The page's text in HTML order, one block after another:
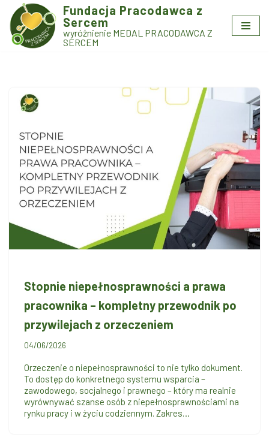
Przejdź
do
Fundacja Pracodawca z
Sercem
wyróżnienie MEDAL PRACODAWCA Z
SERCEM
Stopnie niepełnosprawności a prawa
pracownika – kompletny przewodnik po
przywilejach z orzeczeniem
04/06/2026
Orzeczenie o niepełnosprawności to nie tylko dokument.
To dostęp do konkretnego systemu wsparcia –
zawodowego, socjalnego i prawnego – który ma realnie
wyrównywać szanse osób z niepełnosprawnościami na
rynku pracy i w życiu codziennym. Zakres…